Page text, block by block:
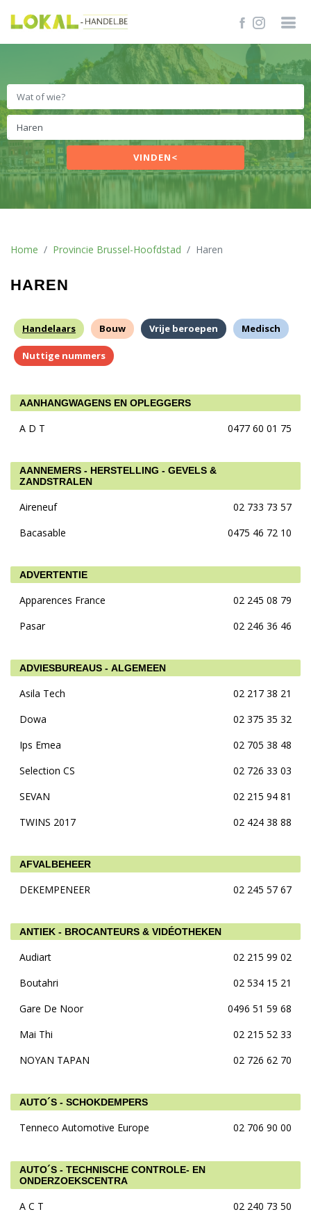
VINDEN<
Home Provincie Brussel-Hoofdstad Haren
HAREN
Handelaars Bouw Vrije beroepen Medisch
Nuttige nummers
AANHANGWAGENS EN OPLEGGERS
A D T 0477 60 01 75
AANNEMERS - HERSTELLING - GEVELS &
ZANDSTRALEN
Aireneuf
02 733 73 57
Bacasable
0475 46 72 10
ADVERTENTIE
Apparences France
02 245 08 79
Pasar
02 246 36 46
ADVIESBUREAUS - ALGEMEEN
Asila Tech
02 217 38 21
Dowa
02 375 35 32
Ips Emea
02 705 38 48
Selection CS
02 726 33 03
SEVAN
02 215 94 81
TWINS 2017
02 424 38 88
AFVALBEHEER
DEKEMPENEER 02 245 57 67
ANTIEK - BROCANTEURS & VIDÉOTHEKEN
Audiart
02 215 99 02
Boutahri
02 534 15 21
Gare De Noor
0496 51 59 68
Mai Thi
02 215 52 33
NOYAN TAPAN
02 726 62 70
AUTO´S - SCHOKDEMPERS
Tenneco Automotive Europe 02 706 90 00
AUTO´S - TECHNISCHE CONTROLE- EN
ONDERZOEKSCENTRA
A C T 02 240 73 50